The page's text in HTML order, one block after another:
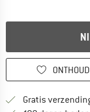
Gratis